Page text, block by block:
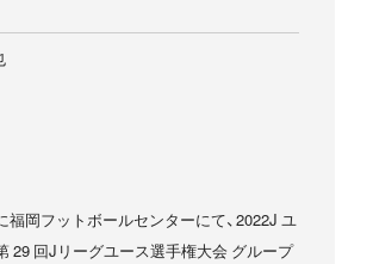
福岡フットボールセンターにて、2022J ユ
29 回Jリーグユース選手権大会 グループ